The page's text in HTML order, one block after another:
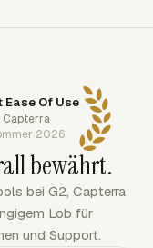
Ease Of Use
Capterra
2026
bewährt.
bei G2, Capterra
Lob für
und Support.